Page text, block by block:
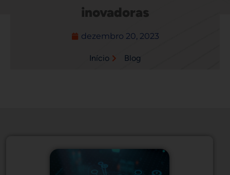
inovadoras
dezembro 20, 2023
Início Blog